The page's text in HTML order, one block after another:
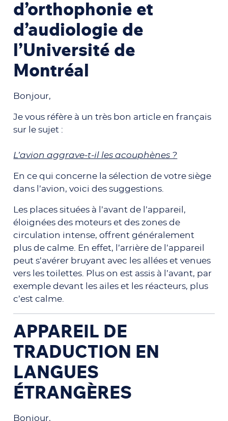
d’orthophonie et
d’audiologie de
l’Université de
Montréal
Bonjour,
Je vous réfère à un très bon article en français
sur le sujet :
L’avion aggrave-t-il les acouphènes ?
En ce qui concerne la sélection de votre siège
dans l’avion, voici des suggestions.
Les places situées à l’avant de l’appareil,
éloignées des moteurs et des zones de
circulation intense, offrent généralement
plus de calme. En effet, l’arrière de l’appareil
peut s’avérer bruyant avec les allées et venues
vers les toilettes. Plus on est assis à l’avant, par
exemple devant les ailes et les réacteurs, plus
c’est calme.
APPAREIL DE
TRADUCTION EN
LANGUES
ÉTRANGÈRES
Bonjour,